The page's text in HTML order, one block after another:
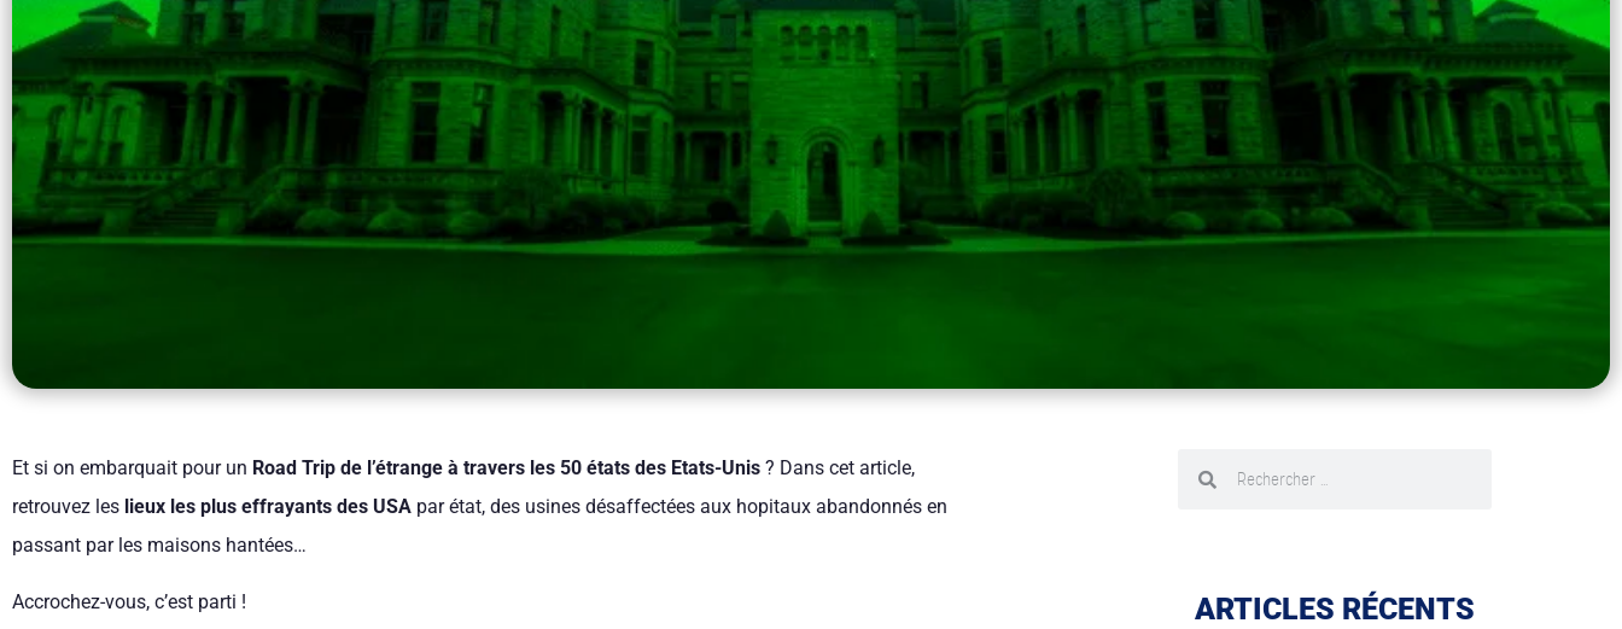
Et si on embarquait pour un Road Trip de l’étrange à travers les 50 états des Etats-Unis ? Dans cet article,
retrouvez les lieux les plus effrayants des USA par état, des usines désaffectées aux hopitaux abandonnés en
passant par les maisons hantées…
Accrochez-vous, c’est parti ! ARTICLES RÉCENTS